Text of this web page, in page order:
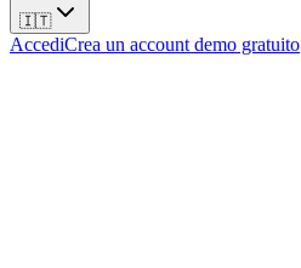
🇮🇹
AccediCrea un account demo gratuito